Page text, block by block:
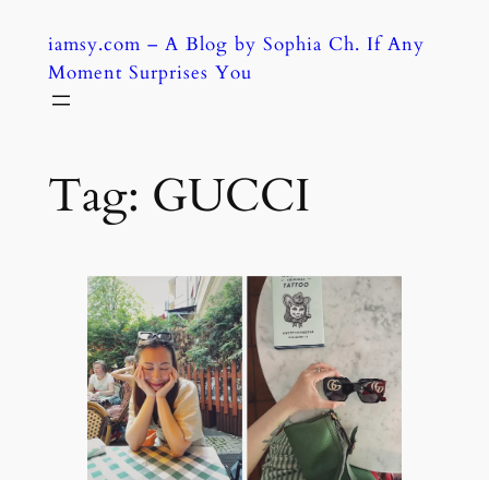
content
iamsy.com – A Blog by Sophia Ch. If Any
Moment Surprises You
Tag: GUCCI